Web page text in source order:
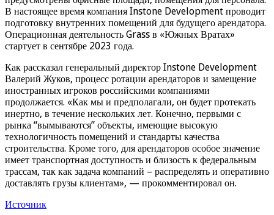
В настоящее время компания Instone Development проводит
подготовку внутренних помещений для будущего арендатора.
Операционная деятельность Grass в «Южных Вратах»
стартует в сентябре 2023 года.
Как рассказал генеральный директор Instone Development
Валерий Жуков, процесс ротации арендаторов и замещение
иностранных игроков российскими компаниями
продолжается. «Как мы и предполагали, он будет протекать
инертно, в течение нескольких лет. Конечно, первыми с
рынка “вымываются” объекты, имеющие высокую
технологичность помещений и стандарты качества
строительства. Кроме того, для арендаторов особое значение
имеет транспортная доступность и близость к федеральным
трассам, так как задача компаний – распределять и оперативно
доставлять грузы клиентам», — прокомментировал он.
Источник